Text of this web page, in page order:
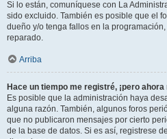
Si lo están, comuníquese con La
sido excluido. También es posible que el
dueño y/o tenga fallos en la
reparado.
Arriba
Hace un tiempo me registré, ¡pero
Es posible que la administración haya
alguna razón. También, algunos foros
que no publicaron mensajes por cierto
de la base de datos. Si es así, registrese